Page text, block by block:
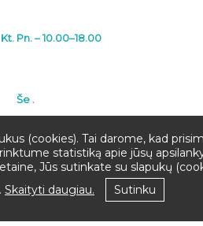
Pn. – 10.00–18.00
Še .
Sk. – Laisva
(cookies). Tai darome, kad
statistiką apie jūsų
Jūs sutinkate su slapukų
Skaityti daugiau. Sutinku